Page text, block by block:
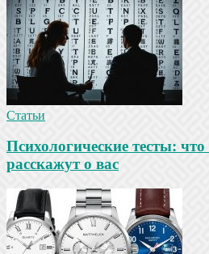
Статьи
Психологические тесты:
расскажут о вас